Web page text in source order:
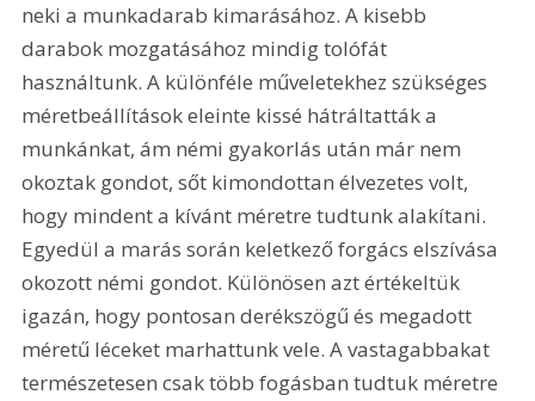
neki a munkadarab kimarásához. A kisebb
darabok mozgatásához mindig tolófát
használtunk. A különféle műveletekhez szükséges
méretbeállítások eleinte kissé hátráltatták a
munkánkat, ám némi gyakorlás után már nem
okoztak gondot, sőt kimondottan élvezetes volt,
hogy mindent a kívánt méretre tudtunk alakítani.
Egyedül a marás során keletkező forgács elszívása
okozott némi gondot. Különösen azt értékeltük
igazán, hogy pontosan derékszögű és megadott
méretű léceket marhattunk vele. A vastagabbakat
természetesen csak több fogásban tudtuk méretre